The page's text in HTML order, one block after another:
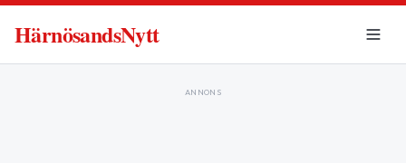
HärnösandsNytt
ANNONS